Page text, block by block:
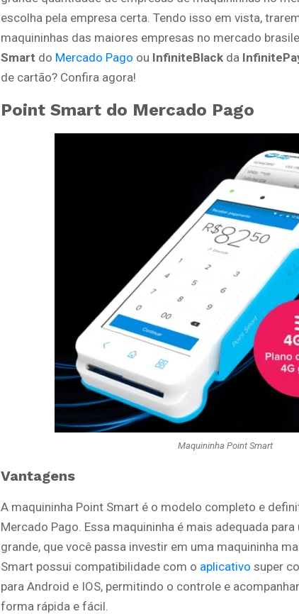
escolha pela empresa certa. Tendo isso em vista,
maquininhas das maiores empresas no mercado
Smart do Mercado Pago ou InfiniteBlack da
de cartão? Confira agora!
Point Smart do Mercado Pago
Maquininha Point Smart
Vantagens
A maquininha Point Smart é o modelo completo e
Mercado Pago. Essa maquininha é mais adequada
grande, que você passa investir em uma maquininha
Smart possui compatibilidade com o aplicativo super
para Android e IOS, permitindo o controle e
forma rápida e fácil.